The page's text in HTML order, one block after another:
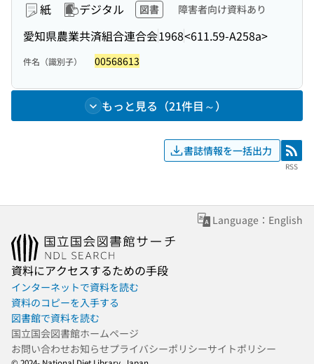
紙 デジタル 図書 障害者向け資料あり
愛知県農業共済組合連合会1968<611.59-A258a>
件名（識別子） 00568613
もっと見る（21件目～）
書誌情報を一括出力 RSS
RSS
Language：English
資料にアクセスするための手段
インターネットで資料を読む
資料のコピーを入手する
図書館で資料を読む
国立国会図書館ホームページ
お問い合わせお知らせプライバシーポリシーサイトポリシー